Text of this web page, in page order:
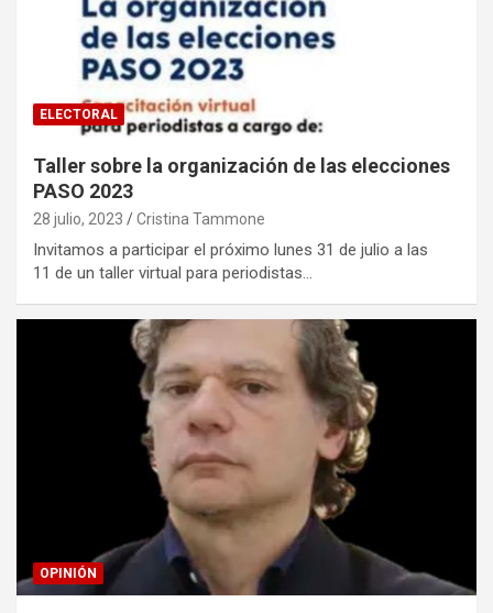
ELECTORAL
Taller sobre la organización de las elecciones
PASO 2023
28 julio, 2023 Cristina Tammone
Invitamos a participar el próximo lunes 31 de julio a las
11 de un taller virtual para periodistas…
OPINIÓN